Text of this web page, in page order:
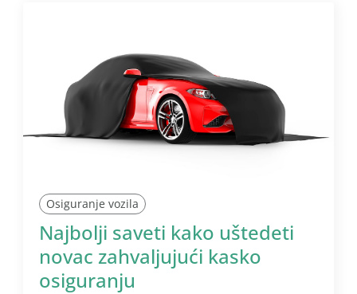
Osiguranje vozila
Najbolji saveti kako uštedeti
novac zahvaljujući kasko
osiguranju